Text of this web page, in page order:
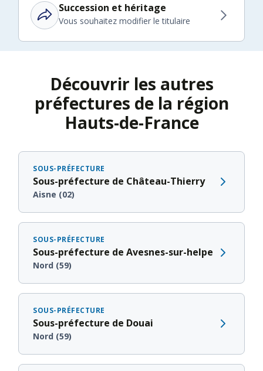
Succession et héritage
Vous souhaitez modifier le titulaire
Découvrir les autres
préfectures de la région
Hauts-de-France
SOUS-PRÉFECTURE
Sous-préfecture de Château-Thierry
Aisne (02)
SOUS-PRÉFECTURE
Sous-préfecture de Avesnes-sur-helpe
Nord (59)
SOUS-PRÉFECTURE
Sous-préfecture de Douai
Nord (59)